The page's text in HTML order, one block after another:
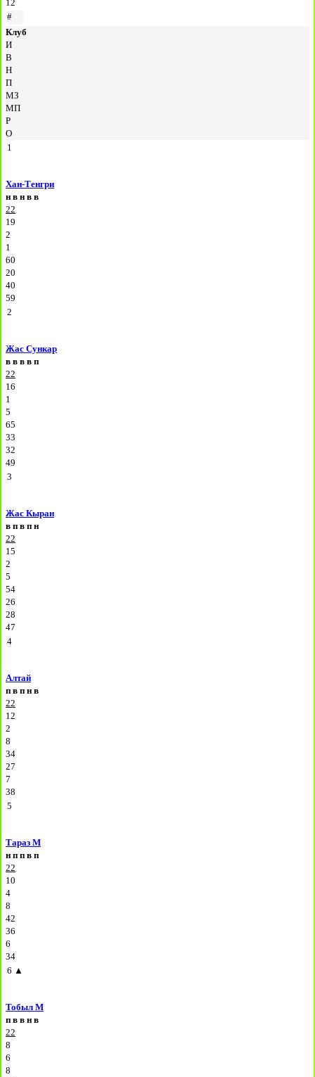
12
#
Клуб
И
В
Н
П
МЗ
МП
Р
О
1
Хан-Тенгри
н в н в в
22
19
2
1
60
20
40
59
2
Жас Сункар
в в в в п
22
16
1
5
65
33
32
49
3
Жас Кыран
в п в п н
22
15
2
5
54
26
28
47
4
Алтай
п в п н в
22
12
2
8
34
27
7
38
5
Тараз М
н п п в п
22
10
4
8
42
36
6
34
6 ▲
Тобыл М
п в в н в
22
8
6
8